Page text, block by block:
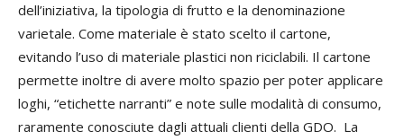
dell’iniziativa, la tipologia di frutto e la denominazione
varietale. Come materiale è stato scelto il cartone,
evitando l’uso di materiale plastici non riciclabili. Il cartone
permette inoltre di avere molto spazio per poter applicare
loghi, “etichette narranti” e note sulle modalità di consumo,
raramente conosciute dagli attuali clienti della GDO. La